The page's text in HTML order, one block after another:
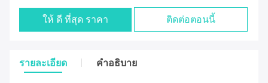
ให้ ดี ที่สุด ราคา ติดต่อตอนนี้
รายละเอียด คําอธิบาย